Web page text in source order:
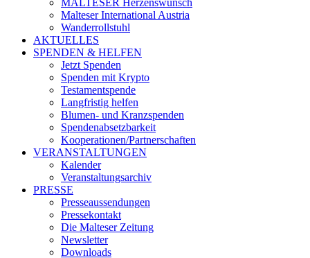
MALTESER Herzenswunsch
Malteser International Austria
Wanderrollstuhl
AKTUELLES
SPENDEN & HELFEN
Jetzt Spenden
Spenden mit Krypto
Testamentspende
Langfristig helfen
Blumen- und Kranzspenden
Spendenabsetzbarkeit
Kooperationen/Partnerschaften
VERANSTALTUNGEN
Kalender
Veranstaltungsarchiv
PRESSE
Presseaussendungen
Pressekontakt
Die Malteser Zeitung
Newsletter
Downloads